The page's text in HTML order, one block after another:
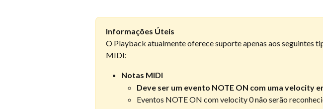
Informações Úteis
O Playback atualmente oferece suporte apenas aos seguintes
MIDI:
Notas MIDI
Deve ser um evento NOTE ON com uma velocity
Eventos NOTE ON com velocity 0 não serão